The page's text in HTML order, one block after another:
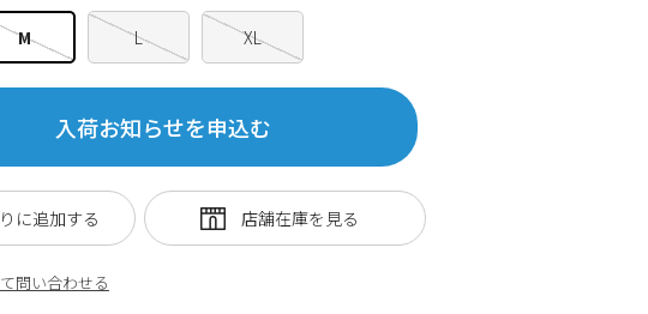
M L XL
入荷お知らせを申込む
問い合わせる
に追加する